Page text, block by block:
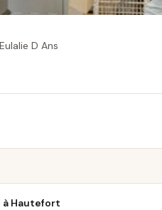
D Ans
Hautefort